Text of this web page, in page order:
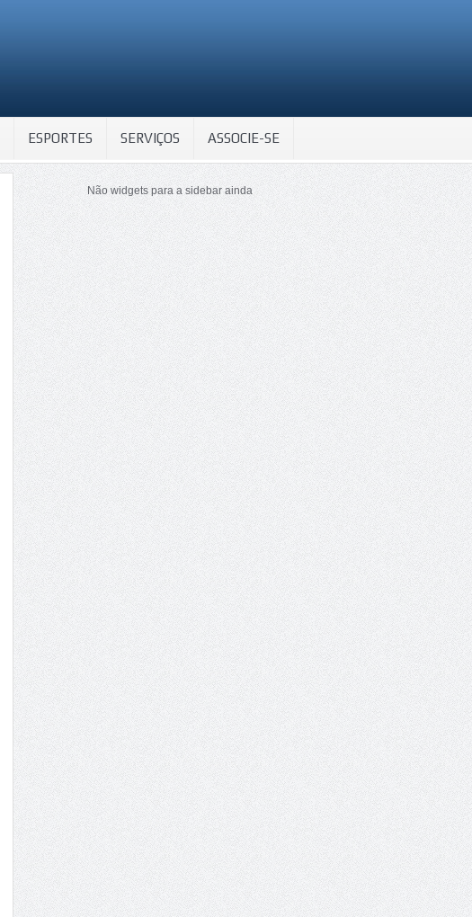
ESPORTES SERVIÇOS ASSOCIE-SE
Não widgets para a sidebar ainda